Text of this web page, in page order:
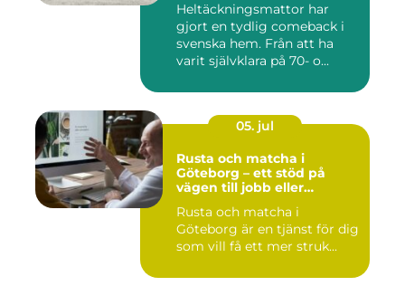
Heltäckningsmattor har
gjort en tydlig comeback i
svenska hem. Från att ha
varit självklara på 70- o...
05. jul
Rusta och matcha i
Göteborg – ett stöd på
vägen till jobb eller
Rusta och matcha i
Göteborg är en tjänst för dig
som vill få ett mer struk...